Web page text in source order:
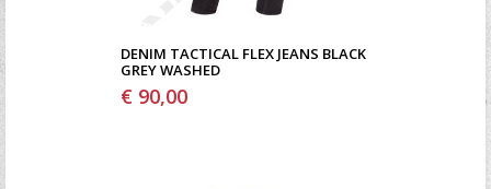
DENIM TACTICAL FLEX JEANS BLACK
GREY WASHED
€ 90,00